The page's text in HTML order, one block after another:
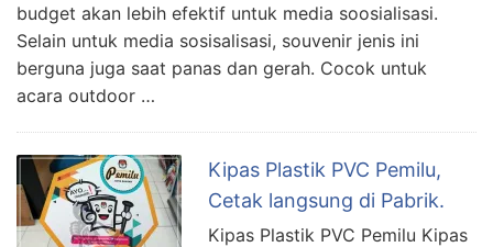
budget akan lebih efektif untuk media soosialisasi.
Selain untuk media sosisalisasi, souvenir jenis ini
berguna juga saat panas dan gerah. Cocok untuk
acara outdoor …
Kipas Plastik PVC Pemilu,
Cetak langsung di Pabrik.
Kipas Plastik PVC Pemilu Kipas